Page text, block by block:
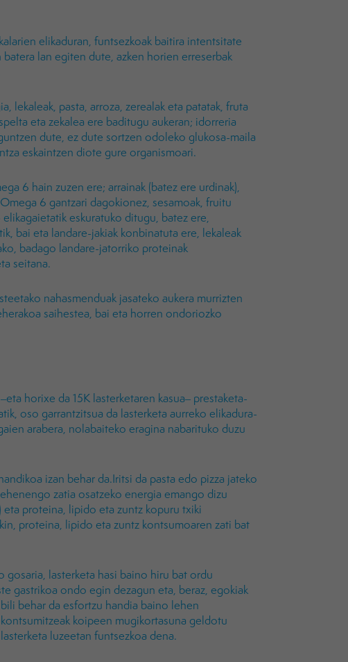
elikaduran, funtsezkoak baitira intentsitate
lan egiten dute, azken horien erreserbak
lekaleak, pasta, arroza, zerealak eta patatak, fruta
eta zekalea ere baditugu aukeran; idorreria
dute, ez dute sortzen odoleko glukosa-maila
eskaintzen diote gure organismoari.
6 hain zuzen ere; arrainak (batez ere urdinak),
6 gantzari dagokionez, sesamoak, fruitu
eskuratuko ditugu, batez ere,
bai eta landare-jakiak konbinatuta ere, lekaleak
badago landare-jatorriko proteinak
seitana.
nahasmenduak jasateko aukera murrizten
saihestea, bai eta horren ondoriozko
horixe da 15K lasterketaren kasua– prestaketa-
oso garrantzitsua da lasterketa aurreko elikadura-
arabera, nolabaiteko eragina nabarituko duzu
izan behar da.Iritsi da pasta edo pizza jateko
zatia osatzeko energia emango dizu
proteina, lipido eta zuntz kopuru txiki
proteina, lipido eta zuntz kontsumoaren zati bat
lasterketa hasi baino hiru bat ordu
gastrikoa ondo egin dezagun eta, beraz, egokiak
behar da esfortzu handia baino lehen
koipeen mugikortasuna geldotu
luzeetan funtsezkoa dena.